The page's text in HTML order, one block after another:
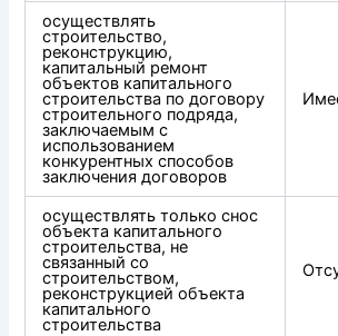
осуществлять
строительство,
реконструкцию,
капитальный ремонт
объектов капитального
строительства по договору
строительного подряда,
заключаемым с
использованием
конкурентных способов
заключения договоров
осуществлять только снос
объекта капитального
строительства, не
связанный со
строительством,
реконструкцией объекта
капитального
строительства